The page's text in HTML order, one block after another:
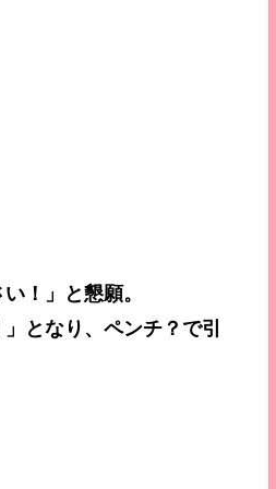
！」と懇願。
となり、ペンチ？で引